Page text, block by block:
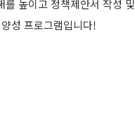
높이고 정책제안서 작성
성 프로그램입니다!